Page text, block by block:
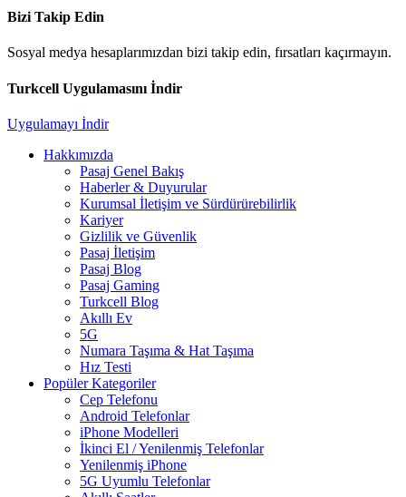
Bizi Takip Edin
Sosyal medya hesaplarımızdan bizi takip edin, fırsatları kaçırmayın.
Turkcell Uygulamasını İndir
Uygulamayı İndir
Hakkımızda
Pasaj Genel Bakış
Haberler & Duyurular
Kurumsal İletişim ve Sürdürürebilirlik
Kariyer
Gizlilik ve Güvenlik
Pasaj İletişim
Pasaj Blog
Pasaj Gaming
Turkcell Blog
Akıllı Ev
5G
Numara Taşıma & Hat Taşıma
Hız Testi
Popüler Kategoriler
Cep Telefonu
Android Telefonlar
iPhone Modelleri
İkinci El / Yenilenmiş Telefonlar
Yenilenmiş iPhone
5G Uyumlu Telefonlar